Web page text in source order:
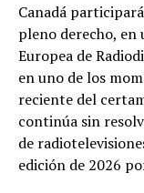
Canadá
pleno derecho,
Europea de
en uno de los
reciente del
continúa sin
de
edición de 2026